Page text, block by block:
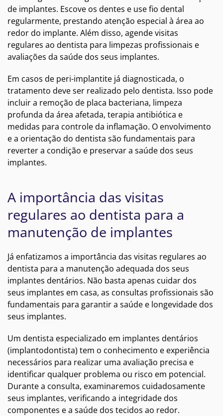
de implantes. Escove os dentes e use fio dental
regularmente, prestando atenção especial à área ao
redor do implante. Além disso, agende visitas
regulares ao dentista para limpezas profissionais e
avaliações da saúde dos seus implantes.
Em casos de peri-implantite já diagnosticada, o
tratamento deve ser realizado pelo dentista. Isso pode
incluir a remoção de placa bacteriana, limpeza
profunda da área afetada, terapia antibiótica e
medidas para controle da inflamação. O envolvimento
e a orientação do dentista são fundamentais para
reverter a condição e preservar a saúde dos seus
implantes.
A importância das visitas
regulares ao dentista para a
manutenção de implantes
Já enfatizamos a importância das visitas regulares ao
dentista para a manutenção adequada dos seus
implantes dentários. Não basta apenas cuidar dos
seus implantes em casa, as consultas profissionais são
fundamentais para garantir a saúde e longevidade dos
seus implantes.
Um dentista especializado em implantes dentários
(implantodontista) tem o conhecimento e experiência
necessários para realizar uma avaliação precisa e
identificar qualquer problema ou risco em potencial.
Durante a consulta, examinaremos cuidadosamente
seus implantes, verificando a integridade dos
componentes e a saúde dos tecidos ao redor.